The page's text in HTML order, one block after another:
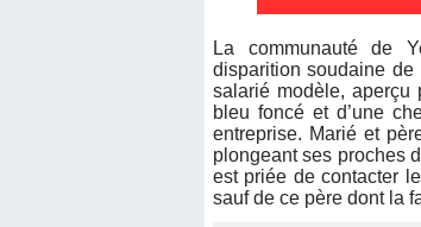
La communauté de
disparition soudaine
salarié modèle, aperçu
bleu foncé et d’une
entreprise. Marié et
plongeant ses proches
est priée de contacter
sauf de ce père dont la